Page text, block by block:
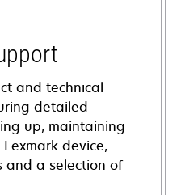
and technical
detailed
up, maintaining
device,
and a selection of